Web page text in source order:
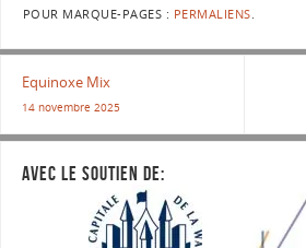
POUR MARQUE-PAGES : PERMALIENS.
Equinoxe Mix
14 novembre 2025
AVEC LE SOUTIEN DE: